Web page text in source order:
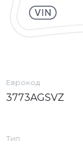
Еврокод
3773AGSVZ
Тип